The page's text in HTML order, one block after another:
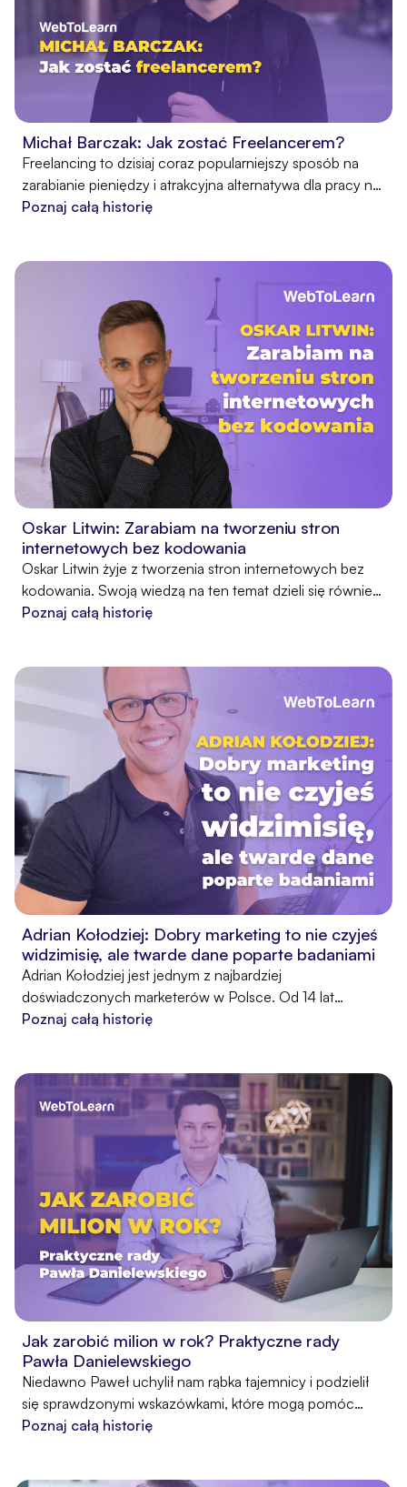
Michał Barczak: Jak zostać Freelancerem?
Freelancing to dzisiaj coraz popularniejszy sposób na
zarabianie pieniędzy i atrakcyjna alternatywa dla pracy na
etacie. Doskonale wie o tym Michał Barczak, który nie
zdradził kilka cennych wskazówek, które mogą przydać
się twórcom, którzy chcą pracować na własną rękę,
cieszyć się swobodą i niezależnością finansową.
Poznaj całą historię
Oskar Litwin: Zarabiam na tworzeniu stron
internetowych bez kodowania
Oskar Litwin żyje z tworzenia stron internetowych bez
kodowania. Swoją wiedzą na ten temat dzieli się również
z innymi osobami, które nie posiadają umiejętności
ambitnego przedsiębiorcy, który zyskał finansową
niezależność oraz swobodę miejsca pracy.
Poznaj całą historię
Adrian Kołodziej: Dobry marketing to nie czyjeś
widzimisię, ale twarde dane poparte badaniami
Adrian Kołodziej jest jednym z najbardziej
doświadczonych marketerów w Polsce. Od 14 lat
pomaga wielu autorom i trenerom skalować ich biznesy
Obecnie dąży do tego, by do 2030 roku pomóc 1 000
trenerów przekroczyć 1 000 000 złotych przychodu.
Poznaj całą historię
Jak zarobić milion w rok? Praktyczne rady
Pawła Danielewskiego
Niedawno Paweł uchylił nam rąbka tajemnicy i podzielił
się sprawdzonymi wskazówkami, które mogą pomóc
rozwinąć dobrze prosperujący biznes online. Wdrożenie
Poznaj całą historię